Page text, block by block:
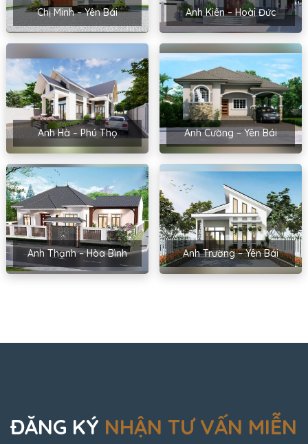
Chị Minh – Yên Bái Anh Kiên – Hoài Đức
Anh Hà – Phú Thọ Anh Cường – Yên Bái
Anh Thạnh – Hòa Bình Anh Trường – Yên Bái
ĐĂNG KÝ NHẬN TƯ VẤN MIỄN